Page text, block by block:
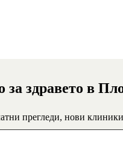
здравето в
прегледи, нови